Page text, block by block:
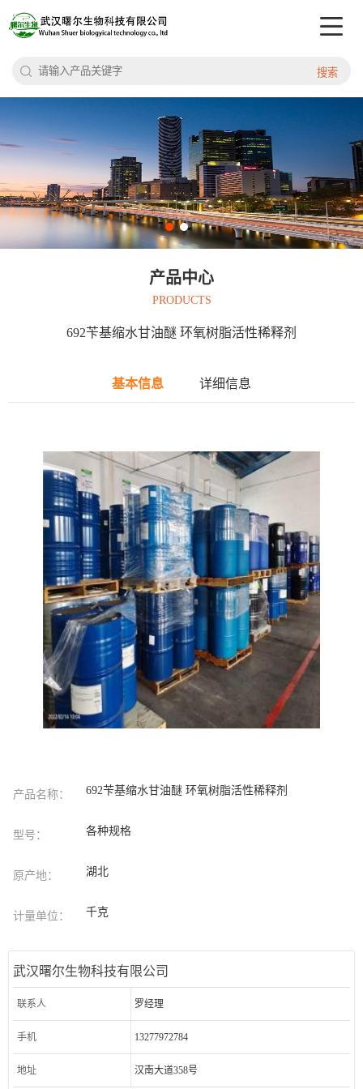
搜索
产品中心
PRODUCTS
692苄基缩水甘油醚 环氧树脂活性稀释剂
基本信息 详细信息
产品名称： 692苄基缩水甘油醚 环氧树脂活性稀释剂
型号： 各种规格
原产地： 湖北
计量单位： 千克
武汉曙尔生物科技有限公司
联系人 罗经理
手机 13277972784
地址 汉南大道358号